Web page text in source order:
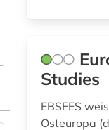
Studies
EBSEES
Osteuropa